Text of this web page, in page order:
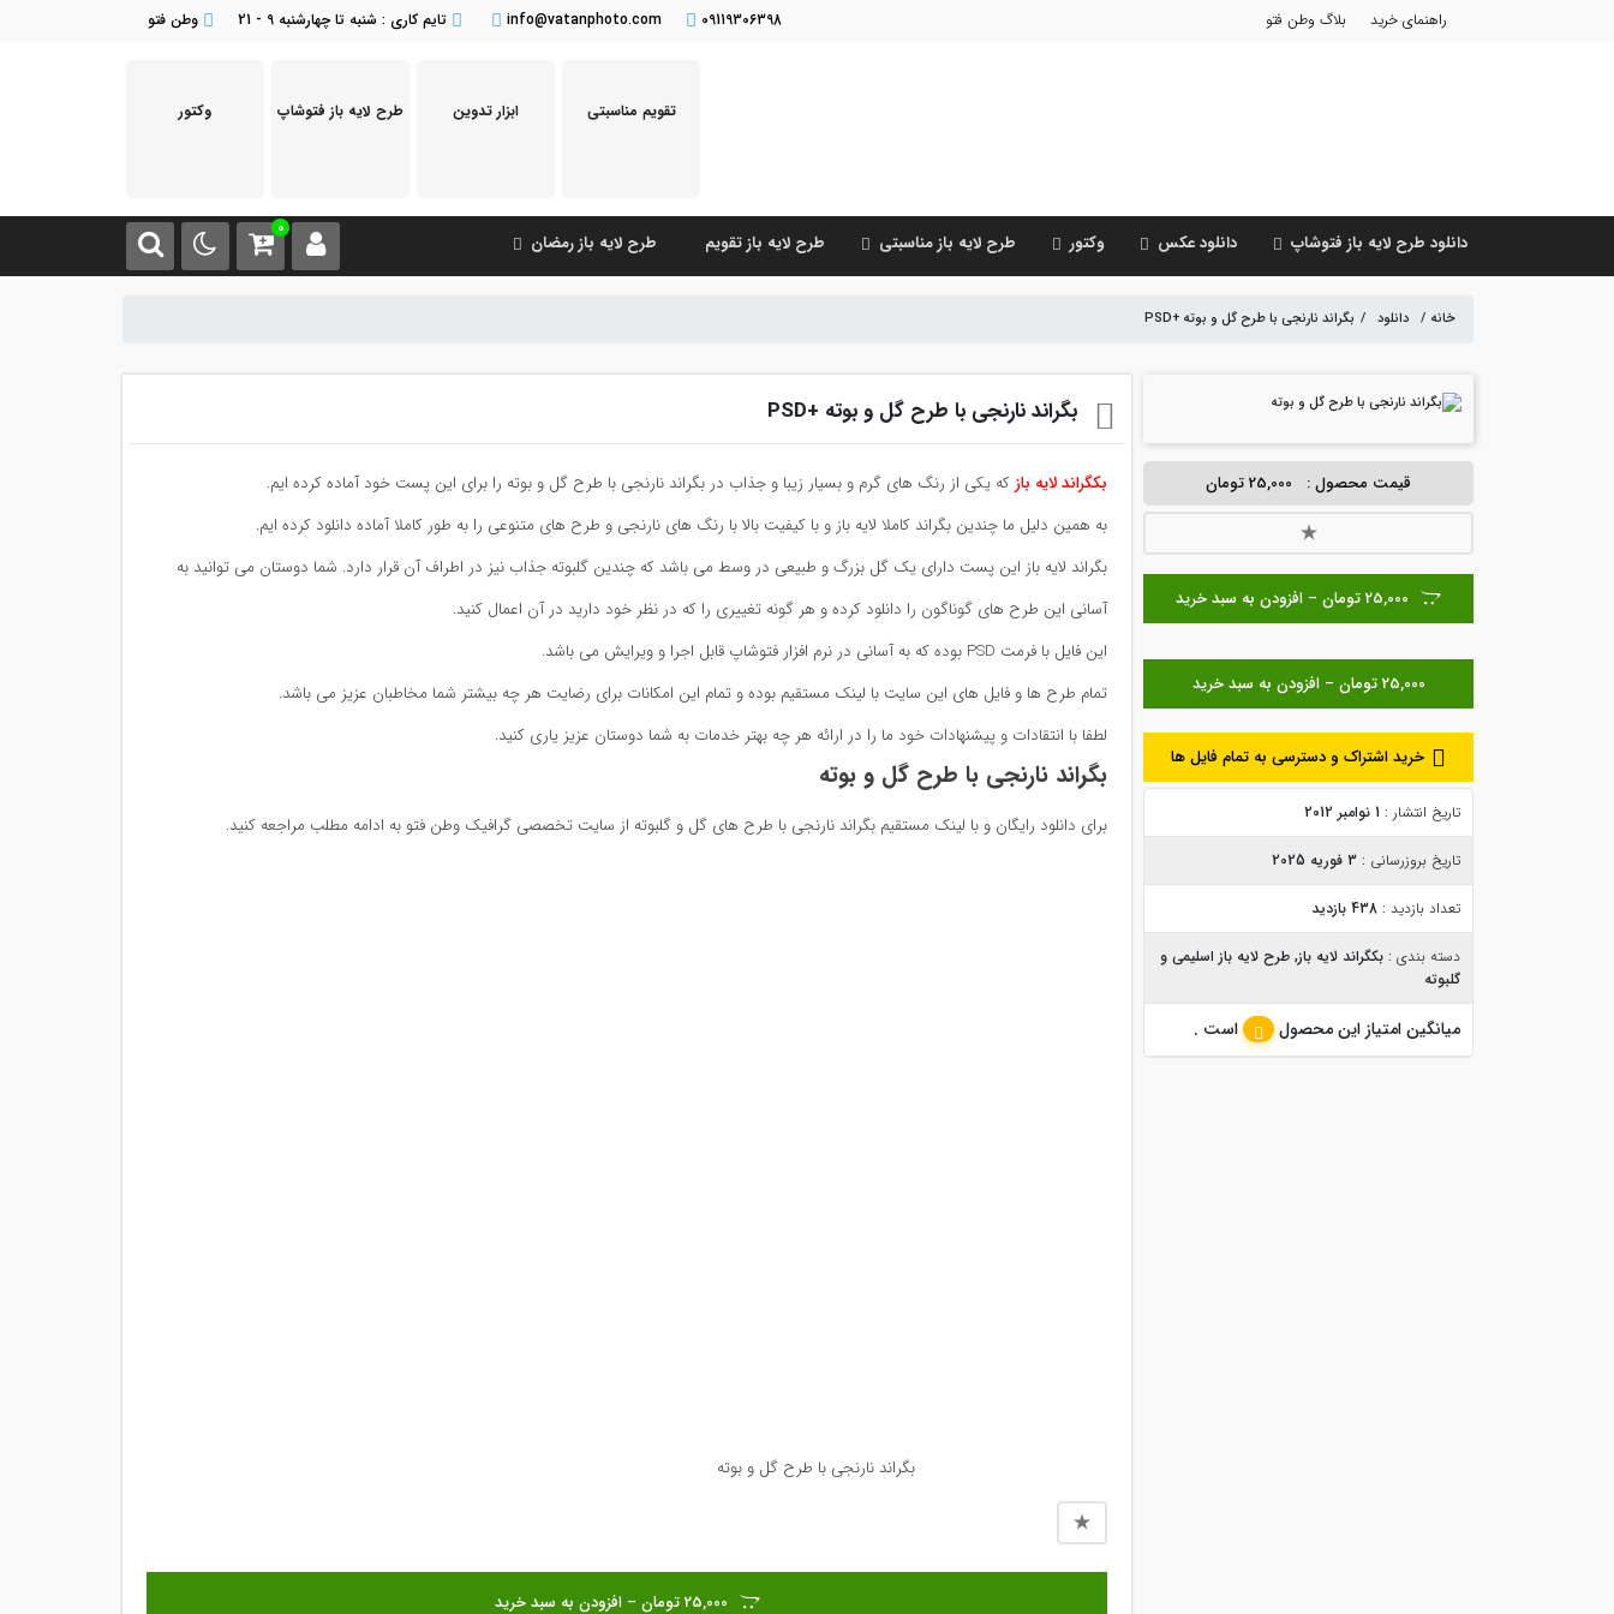
راهنمای خرید بلاگ وطن فتو 09119306398
info@vatanphoto.com تایم کاری : شنبه تا چهارشنبه 9 - 21 وطن فتو
وکتور طرح لایه باز فتوشاپ ابزار تدوین تقویم مناسبتی
دانلود طرح لایه باز فتوشاپ دانلود عکس وکتور طرح لایه باز مناسبتی طرح لایه باز تقویم طرح لایه باز رمضان
0
خانه / دانلود / بگراند نارنجی با طرح گل و بوته +PSD
قیمت محصول : 25,000 تومان
25,000 تومان – افزودن به سبد خرید
خرید اشتراک و دسترسی به تمام فایل ها
تاریخ انتشار : 1 نوامبر 2012
تاریخ بروزرسانی : 3 فوریه 2025
تعداد بازدید : 438 بازدید
دسته بندی : بکگراند لایه باز, طرح لایه باز اسلیمی و
گلبوته
میانگین امتیاز این محصول است .
بگراند نارنجی با طرح گل و بوته +PSD
بکگراند لایه باز که یکی از رنگ های گرم و بسیار زیبا و جذاب در بگراند نارنجی با طرح گل و بوته را برای این پست خود آماده کرده ایم.
به همین دلیل ما چندین بگراند کاملا لایه باز و با کیفیت بالا با رنگ های نارنجی و طرح های متنوعی را به طور کاملا آماده دانلود کرده ایم.
بگراند لایه باز این پست دارای یک گل بزرگ و طبیعی در وسط می باشد که چندین گلبوته جذاب نیز در اطراف آن قرار دارد. شما دوستان می توانید به
آسانی این طرح های گوناگون را دانلود کرده و هر گونه تغییری را که در نظر خود دارید در آن اعمال کنید.
این فایل با فرمت PSD بوده که به آسانی در نرم افزار فتوشاپ قابل اجرا و ویرایش می باشد.
تمام طرح ها و فایل های این سایت با لینک مستقیم بوده و تمام این امکانات برای رضایت هر چه بیشتر شما مخاطبان عزیز می باشد.
لطفا با انتقادات و پیشنهادات خود ما را در ارائه هر چه بهتر خدمات به شما دوستان عزیز یاری کنید.
بگراند نارنجی با طرح گل و بوته
برای دانلود رایگان و با لینک مستقیم بگراند نارنجی با طرح های گل و گلبوته از سایت تخصصی گرافیک وطن فتو به ادامه مطلب مراجعه کنید.
بگراند نارنجی با طرح گل و بوته
25,000 تومان – افزودن به سبد خرید